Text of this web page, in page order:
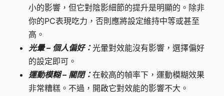
小的影響，但它對陰影細節的提升是明顯的。除非
你的PC表現吃力，否則應將設定維持中等或甚至
高。
光暈 – 個人偏好：光暈對效能沒有影響，選擇偏好
的設定即可。
運動模糊 – 關閉：在較高的幀率下，運動模糊效果
非常糟糕。不過，開啟它對效能的影響不大。